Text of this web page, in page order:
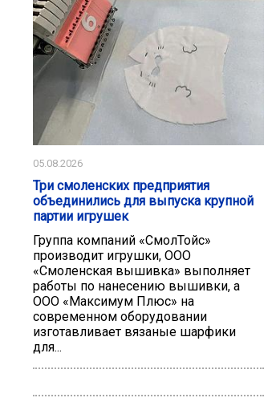
05.08.2026
Три смоленских предприятия
объединились для выпуска крупной
партии игрушек
Группа компаний «СмолТойс»
производит игрушки, ООО
«Смоленская вышивка» выполняет
работы по нанесению вышивки, а
ООО «Максимум Плюс» на
современном оборудовании
изготавливает вязаные шарфики
для...